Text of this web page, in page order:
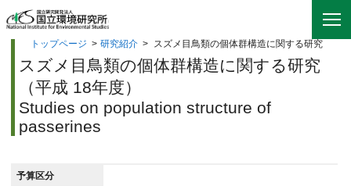
トップページ > 研究紹介 > スズメ目鳥類の個体群構造に関する研究
スズメ目鳥類の個体群構造に関する研究
（平成 18年度）
Studies on population structure of
passerines
予算区分